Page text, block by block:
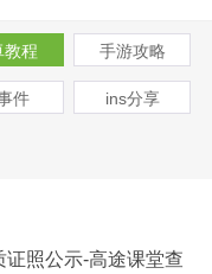
教程 手游攻略
件 ins分享
照公示-高途课堂查